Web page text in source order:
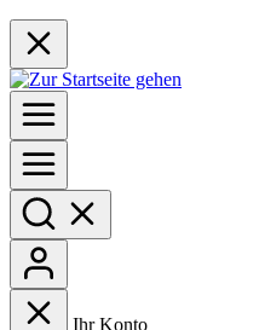
Ihr Konto